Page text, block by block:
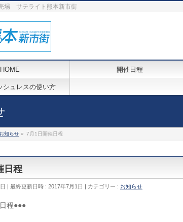
場 サテライト熊本新市街
HOME 開催日程
シュレスの使い方
お知らせ » 7月1日開催日程
日程
最終更新日時 : 2017年7月1日 カテゴリー : お知らせ
程●●●